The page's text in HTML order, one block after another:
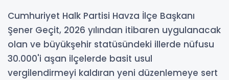
Cumhuriyet Halk Partisi Havza İlçe Başkanı
Şener Geçit, 2026 yılından itibaren uygulanacak
olan ve büyükşehir statüsündeki illerde nüfusu
30.000'i aşan ilçelerde basit usul
vergilendirmeyi kaldıran yeni düzenlemeye sert